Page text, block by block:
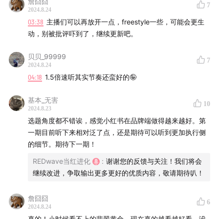
25:02
操打法，一跃成为站内销售破千万的国货品牌？
27:17
品牌在小红书找到自己独特的生长方式，从“人群反
漏斗模型”说起。
【本期主播】
中海国际长泽雅美
2024.8.24
7
03:38 主播们可以再放开一点，freestyle一些，可能会更生
动，别被批评吓到了，继续更新吧。
贝贝_99999
2024.8.24
7
04:18 1.5倍速听其实节奏还蛮好的🤪
基本_无害
2024.8.23
10
选题角度都不错诶，感觉小红书在品牌端做得越来越好。第
一期目前听下来相对泛了点，还是期待可以听到更加执行侧
的细节。期待下一期！
REDwave当红进化 : 谢谢您的反馈与关注！我们将会
继续改进，争取输出更多更好的优质内容，敬请期待叭！
詹囧囧
2024.8.24
6